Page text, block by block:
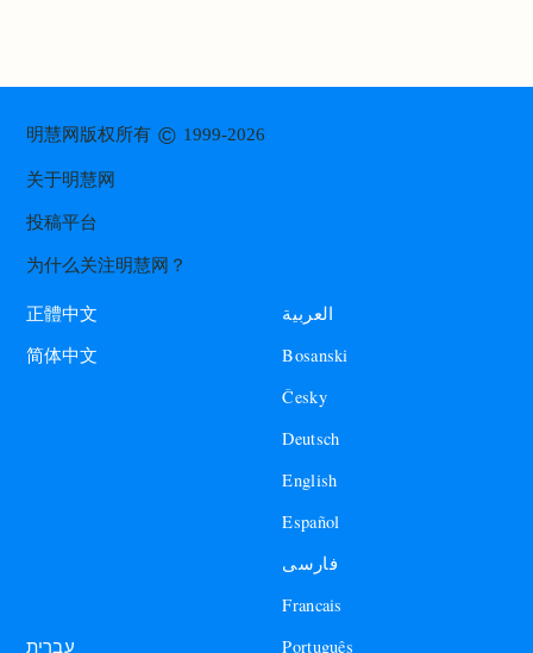
明慧网版权所有© 1999-2026
关于明慧网
投稿平台
为什么关注明慧网？
正體中文
简体中文
العربية
Bosanski
Česky
Deutsch
English
Español
فارسی
Francais
עברית
Português